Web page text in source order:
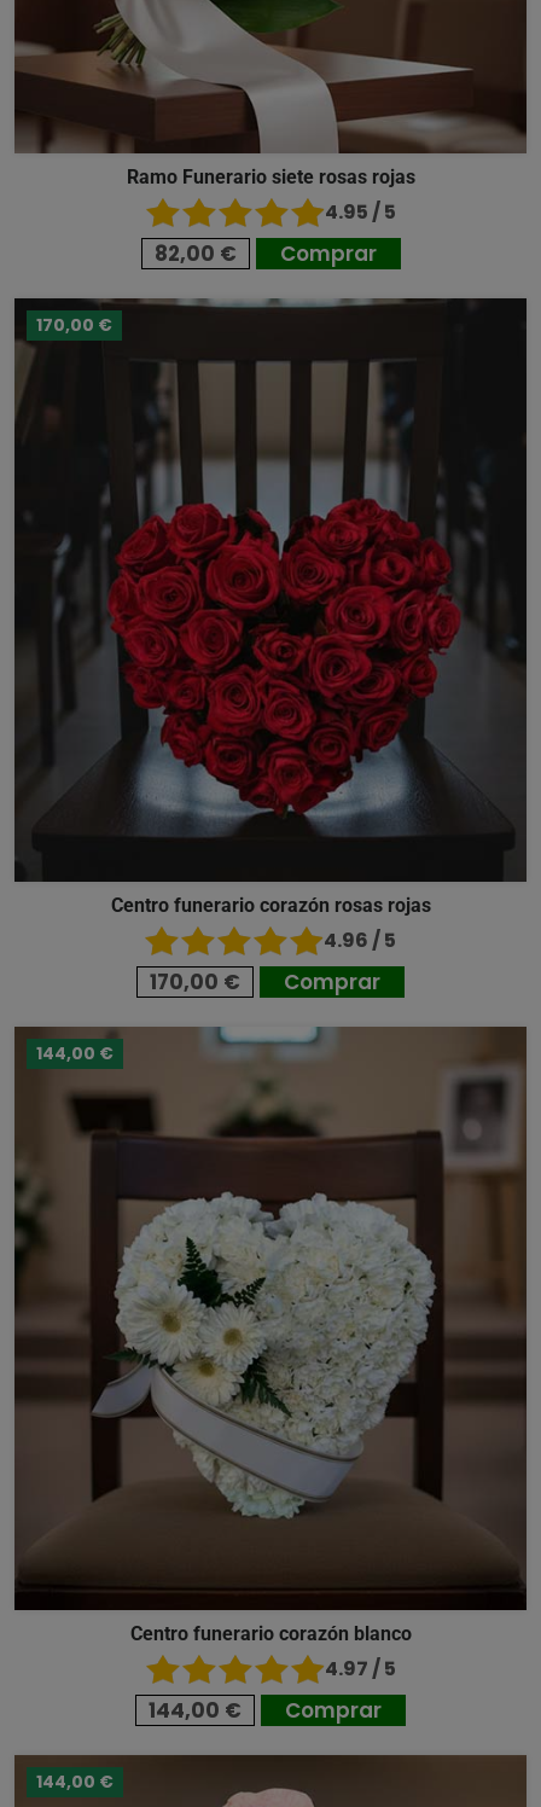
Ramo Funerario siete rosas rojas
4.95 / 5
82,00 € Comprar
170,00 €
Centro funerario corazón rosas rojas
4.96 / 5
170,00 € Comprar
144,00 €
Centro funerario corazón blanco
4.97 / 5
144,00 € Comprar
144,00 €